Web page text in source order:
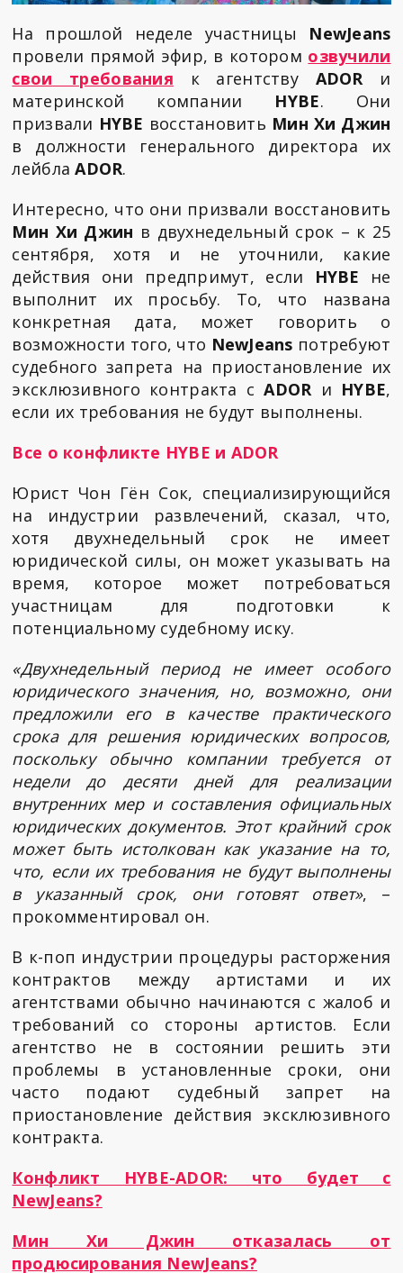
На прошлой неделе участницы NewJeans
провели прямой эфир, в котором озвучили
свои требования к агентству ADORи
материнской компании HYBE. Они
призвали HYBE восстановить Мин Хи Джин
в должности генерального директора их
лейблаADOR.
Интересно, что они призвали восстановить
Мин Хи Джин в двухнедельный срок – к 25
сентября, хотя и не уточнили, какие
действия они предпримут, если HYBE не
выполнит их просьбу. То, что названа
конкретная дата, может говорить о
возможности того, что NewJeans потребуют
судебного запрета на приостановление их
эксклюзивного контракта сADORи HYBE,
если их требования не будут выполнены.
Все о конфликте HYBE и ADOR
Юрист Чон Гён Сок, специализирующийся
на индустрии развлечений, сказал, что,
хотя двухнедельный срок не имеет
юридической силы, он может указывать на
время, которое может потребоваться
участницам для подготовки к
потенциальному судебному иску.
«Двухнедельный период не имеет особого
юридического значения, но, возможно, они
предложили его в качестве практического
срока для решения юридических вопросов,
поскольку обычно компании требуется от
недели до десяти дней для реализации
внутренних мер и составления официальных
юридических документов. Этот крайний срок
может быть истолкован как указание на то,
что, если их требования не будут выполнены
в указанный срок, они готовят ответ», –
прокомментировал он.
В к-поп индустрии процедуры расторжения
контрактов между артистами и их
агентствами обычно начинаются с жалоб и
требований со стороны артистов. Если
агентство не в состоянии решить эти
проблемы в установленные сроки, они
часто подают судебный запрет на
приостановление действия эксклюзивного
контракта.
Конфликт HYBE-ADOR: что будет с
NewJeans?
Мин Хи Джин отказалась от
продюсирования NewJeans?